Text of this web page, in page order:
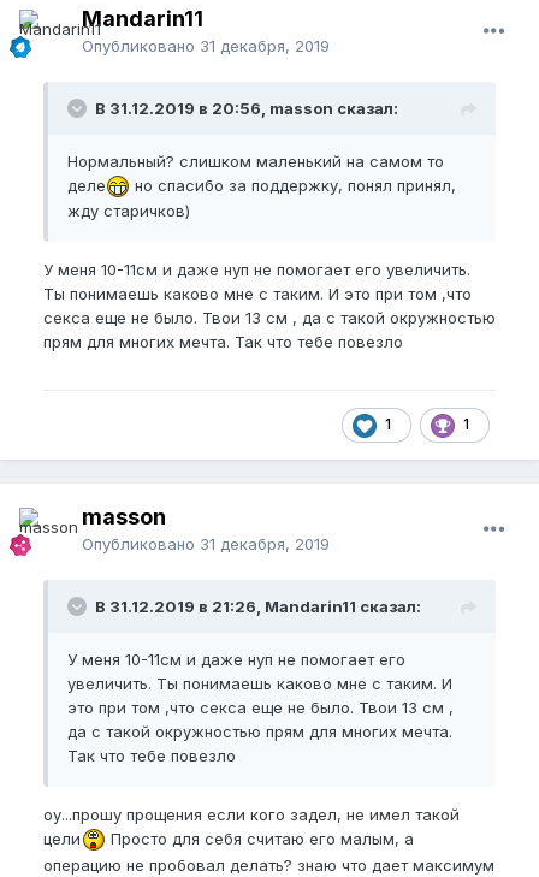
Mandarin11
Опубликовано 31 декабря, 2019
В 31.12.2019 в 20:56, masson сказал:
Нормальный? слишком маленький на самом то
деле
но спасибо за поддержку, понял принял,
жду старичков)
У меня 10-11см и даже нуп не помогает его увеличить.
Ты понимаешь каково мне с таким. И это при том ,что
секса еще не было. Твои 13 см , да с такой окружностью
прям для многих мечта. Так что тебе повезло
1 1
masson
Опубликовано 31 декабря, 2019
В 31.12.2019 в 21:26, Mandarin11 сказал:
У меня 10-11см и даже нуп не помогает его
увеличить. Ты понимаешь каково мне с таким. И
это при том ,что секса еще не было. Твои 13 см ,
да с такой окружностью прям для многих мечта.
Так что тебе повезло
оу...прошу прощения если кого задел, не имел такой
цели
Просто для себя считаю его малым, а
операцию не пробовал делать? знаю что дает максимум